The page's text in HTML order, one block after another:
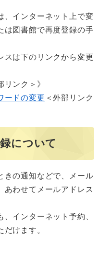
、インターネット上で変
は図書館で再度登録の手
スは下のリンクから変更
リンク＞ 》
ードの変更 ＜外部リンク
について
きの通知などで、メール
あわせてメールアドレス
、インターネット予約、
けます。